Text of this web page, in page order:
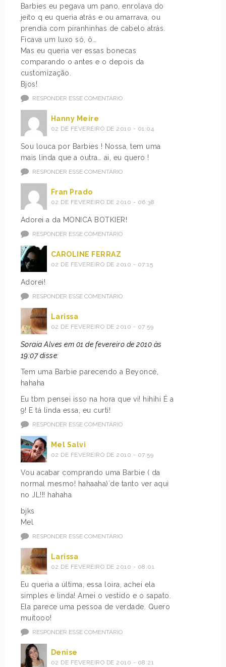
Barbies eu pegava um pano, enrolava do
jeito q eu queria atrás e ou amarrava, ou
prendia com piranhinhas de cabelo atrás.
Ficava um luxo só, ô…
Mas eu queria ver essas bonecas
comparando o antes e o depois da
customização.
Bjos!
RESPONDER ESSE COMENTÁRIO
Hanny Meire
02 DE FEVEREIRO DE 2010 - 01:04
Sou louca por Barbies ! Nossa, tem uma
mais linda que a outra… ai, eu quero !
RESPONDER ESSE COMENTÁRIO
Fran Prado
02 DE FEVEREIRO DE 2010 - 06:38
Adorei a da MONICA BOTKIER!
RESPONDER ESSE COMENTÁRIO
CAROLINE FERRAZ
02 DE FEVEREIRO DE 2010 - 07:15
Adorei!
RESPONDER ESSE COMENTÁRIO
Larissa
02 DE FEVEREIRO DE 2010 - 07:59
Soraia Alves em 01 de fevereiro de 2010 às
19:07 disse:
Tem uma Barbie parecendo a Beyoncé,
hahaha
Eu tbm pensei isso na hora que vi! hihihi É a
9! E tá linda essa, eu curti!
RESPONDER ESSE COMENTÁRIO
Mel Salvi
02 DE FEVEREIRO DE 2010 - 07:59
Vou acabar comprando uma Barbie ( da
normal mesmo! hahaaha)´de tanto ver aqui
no JL!!! hahaha
bjks
Mel
RESPONDER ESSE COMENTÁRIO
Larissa
02 DE FEVEREIRO DE 2010 - 08:01
Eu queria a última, essa loira, achei ela
simples e linda! Amei o vestido e o sapato.
Ela parece uma pessoa de verdade. Quero
muitooo!
RESPONDER ESSE COMENTÁRIO
Denise
02 DE FEVEREIRO DE 2010 - 08:21